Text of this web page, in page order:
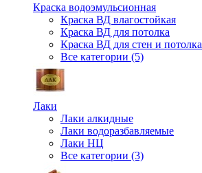
Краска водоэмульсионная
Краска ВД влагостойкая
Краска ВД для потолка
Краска ВД для стен и потолка
Все категории (5)
Лаки
Лаки алкидные
Лаки водоразбавляемые
Лаки НЦ
Все категории (3)